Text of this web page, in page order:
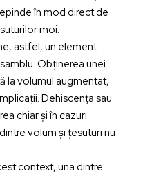
în mod direct de
moi.
astfel, un element
Obținerea unei
la volumul augmentat,
Dehiscența sau
chiar și în cazuri
volum și țesuturi nu
context, una dintre